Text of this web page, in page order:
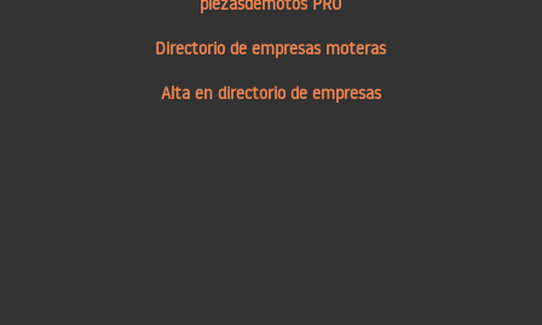
Directorio de empresas moteras
Alta en directorio de empresas